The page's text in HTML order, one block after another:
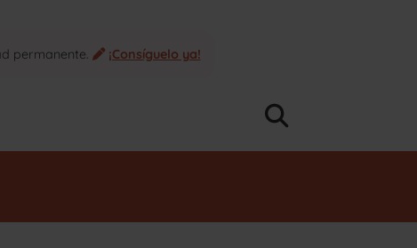
permanente. ¡Consíguelo ya!